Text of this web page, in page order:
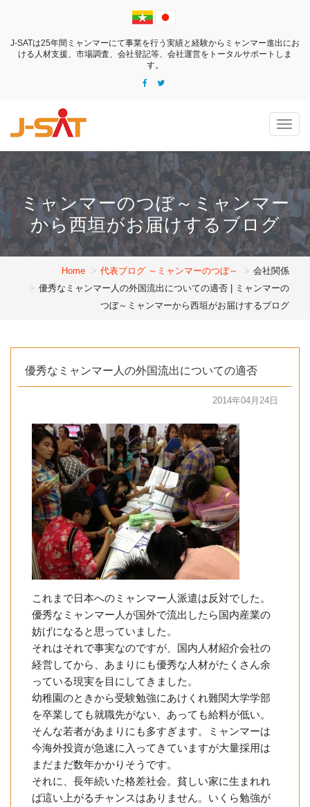
J-SATは25年間ミャンマーにて事業を行う実績と経験からミャンマー進出にお
ける 人材支援、市場調査、会社登記等、会社運営をトータルサポートしま
す。
ミャンマーのつぼ～ミャンマー
から西垣がお届けするブログ
Home 代表ブログ ～ミャンマーのつぼ～
会社関係
優秀なミャンマー人の外国流出についての適否 | ミャンマーの
つぼ～ミャンマーから西垣がお届けするブログ
優秀なミャンマー人の外国流出についての適否
2014年04月24日
これまで日本へのミャンマー人派遣は反対でした。
優秀なミャンマー人が国外で流出したら国内産業の
妨げになると思っていました。
それはそれで事実なのですが、国内人材紹介会社の
経営してから、あまりにも優秀な人材がたくさん余
っている現実を目にしてきました。
幼稚園のときから受験勉強にあけくれ難関大学学部
を卒業しても就職先がない、あっても給料が低い。
そんな若者があまりにも多すぎます。ミャンマーは
今海外投資が急速に入ってきていますが大量採用は
まだまだ数年かかりそうです。
それに、長年続いた格差社会。貧しい家に生まれれ
ば這い上がるチャンスはありません。いくら勉強が